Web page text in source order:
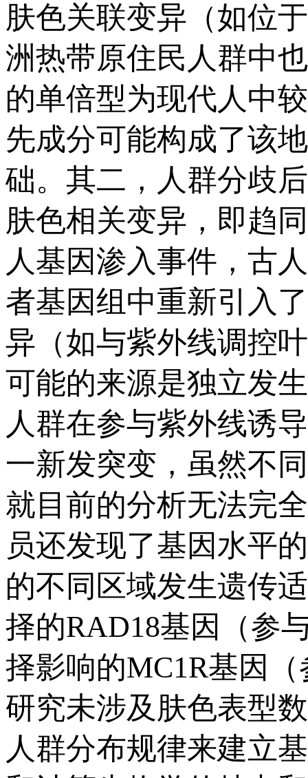
肤色关联变异（如位
洲热带原住民人群中
的单倍型为现代人中
先成分可能构成了该
础。其二，人群分歧
肤色相关变异，即趋
人基因渗入事件，古
者基因组中重新引入
异（如与紫外线调控
可能的来源是独立发
人群在参与紫外线诱
一新发突变，虽然不
就目前的分析无法完
员还发现了基因水平
的不同区域发生遗传
择的RAD18基因（参
择影响的MC1R基因
研究未涉及肤色表型
人群分布规律来建立